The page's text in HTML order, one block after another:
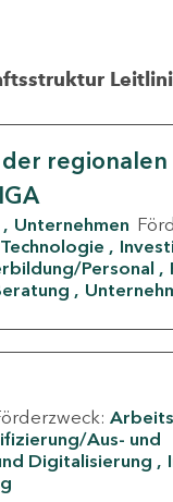
regionalen
Unternehmen
Personal
Aus- und
Digitalisierung